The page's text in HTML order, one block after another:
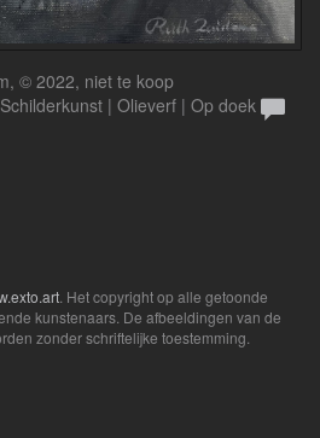
© 2022, niet te koop
| Olieverf | Op doek
. Het copyright op alle getoonde
kunstenaars. De afbeeldingen van de
zonder schriftelijke toestemming.